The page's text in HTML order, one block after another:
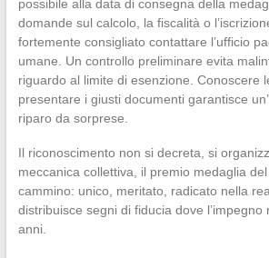
possibile alla data di consegna della
domande sul calcolo, la fiscalità o
fortemente consigliato contattare l’ufficio
umane. Un controllo preliminare evita
riguardo al limite di esenzione. Conoscere
presentare i giusti documenti garantisce
riparo da sorprese.
Il riconoscimento non si decreta, si
meccanica collettiva, il premio medaglia
cammino: unico, meritato, radicato nella
distribuisce segni di fiducia dove
anni.